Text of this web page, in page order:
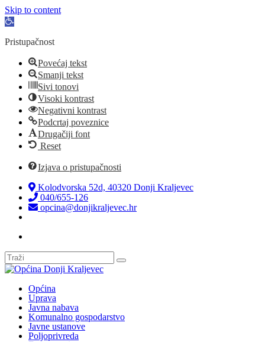
Skip to content
Open
Pristupačnost
Povećaj tekst
Smanji tekst
Sivi tonovi
Visoki kontrast
Negativni kontrast
Podcrtaj poveznice
Drugačiji font
Reset
Izjava o pristupačnosti
Kolodvorska 52d, 40320 Donji Kraljevec
040/655-126
opcina@donjikraljevec.hr
Općina
Uprava
Javna nabava
Komunalno gospodarstvo
Javne ustanove
Poljoprivreda